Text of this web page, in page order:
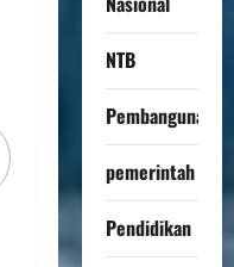
NTB
Pembangunan
pemerintah
Pendidikan